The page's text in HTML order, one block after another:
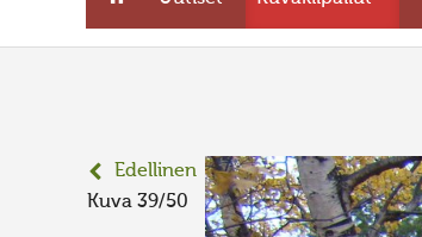
Edellinen
Kuva 39/50